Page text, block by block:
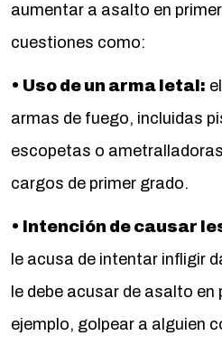
aumentar a asalto en
cuestiones como:
• Uso de un arma letal:
armas de fuego, incluidas
escopetas o
cargos de primer grado.
• Intención de causar
le acusa de intentar infligir
le debe acusar de asalto
ejemplo, golpear a alguien